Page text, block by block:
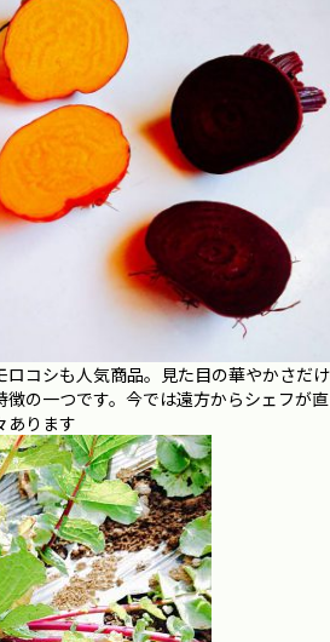
ロコシも人気商品。見た目の華やかさだけ
の一つです。今では遠方からシェフが直
あります